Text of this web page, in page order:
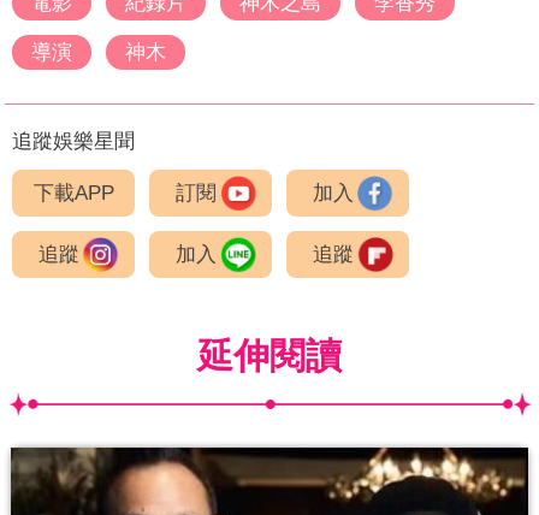
導演 神木
追蹤娛樂星聞
下載APP 訂閱 加入
追蹤 加入 追蹤
延伸閱讀